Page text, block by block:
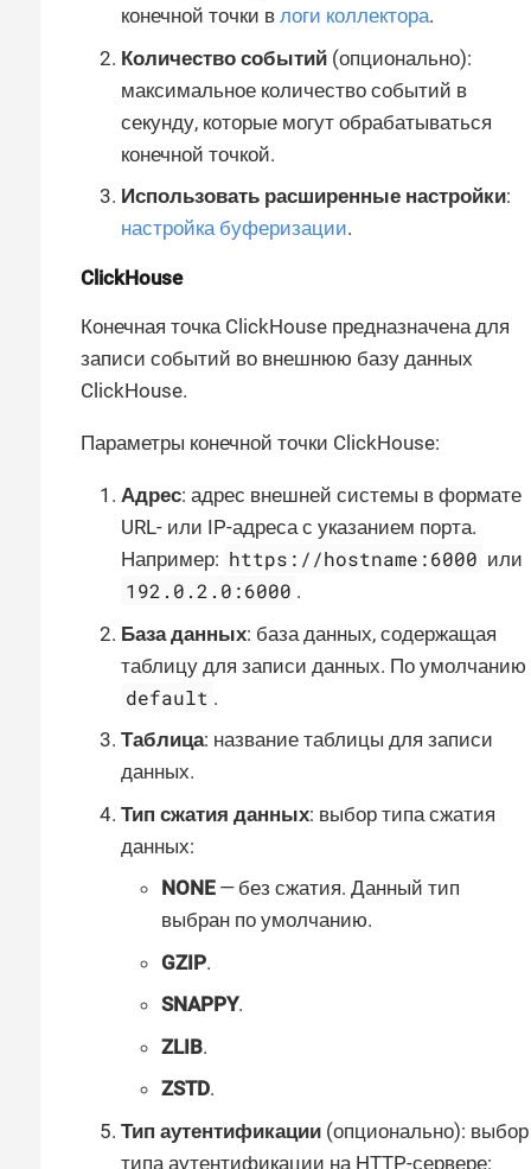
конечной точки в логи коллектора.
Количество событий (опционально):
максимальное количество событий в
секунду, которые могут обрабатываться
конечной точкой.
Использовать расширенные настройки:
настройка буферизации.
ClickHouse
Конечная точка ClickHouse предназначена для
записи событий во внешнюю базу данных
ClickHouse.
Параметры конечной точки ClickHouse:
Адрес: адрес внешней системы в формате
URL- или IP-адреса с указанием порта.
Например: https://hostname:6000 или
192.0.2.0:6000 .
База данных: база данных, содержащая
таблицу для записи данных. По умолчанию
default .
Таблица: название таблицы для записи
данных.
Тип сжатия данных: выбор типа сжатия
данных:
NONE — без сжатия. Данный тип
выбран по умолчанию.
GZIP.
SNAPPY.
ZLIB.
ZSTD.
Тип аутентификации (опционально): выбор
типа аутентификации на HTTP-сервере: